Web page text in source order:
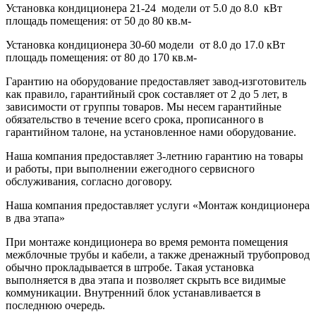
Установка кондиционера 21-24 модели от 5.0 до 8.0 кВт
площадь помещения: от 50 до 80 кв.м-
Установка кондиционера 30-60 модели от 8.0 до 17.0 кВт
площадь помещения: от 80 до 170 кв.м-
Гарантию на оборудование предоставляет завод-изготовитель
как правило, гарантийный срок составляет от 2 до 5 лет, в
зависимости от группы товаров. Мы несем гарантийные
обязательство в течение всего срока, прописанного в
гарантийном талоне, на установленное нами оборудование.
Наша компания предоставляет 3-летнию гарантию на товары
и работы, при выполнении ежегодного сервисного
обслуживания, согласно договору.
Наша компания предоставляет услуги «Монтаж кондиционера
в два этапа»
При монтаже кондиционера во время ремонта помещения
межблочные трубы и кабели, а также дренажный трубопровод
обычно прокладывается в штробе. Такая установка
выполняется в два этапа и позволяет скрыть все видимые
коммуникации. Внутренний блок устанавливается в
последнюю очередь.